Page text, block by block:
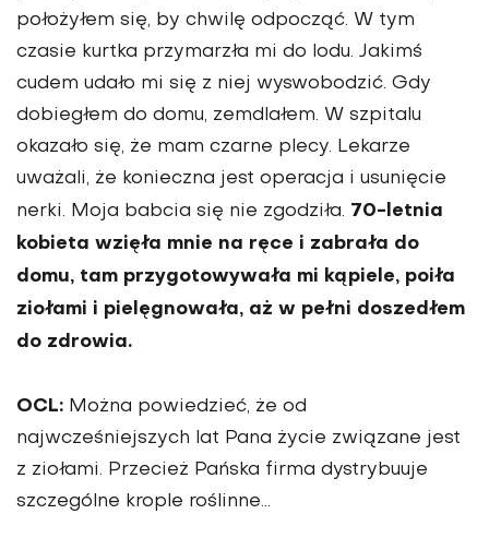
położyłem się, by chwilę odpocząć. W tym
czasie kurtka przymarzła mi do lodu. Jakimś
cudem udało mi się z niej wyswobodzić. Gdy
dobiegłem do domu, zemdlałem. W szpitalu
okazało się, że mam czarne plecy. Lekarze
uważali, że konieczna jest operacja i usunięcie
nerki. Moja babcia się nie zgodziła. 70-letnia
ko­bieta wzięła mnie na ręce i zabrała do
domu, tam przygotowywała mi ką­piele, poiła
ziołami i pielęgnowała, aż w pełni doszedłem
do zdrowia.
OCL: Można powiedzieć, że od
najwcześniejszych lat Pana ży­cie związane jest
z ziołami. Prze­cież Pańska firma dystrybuuje
szczególne krople roślinne…